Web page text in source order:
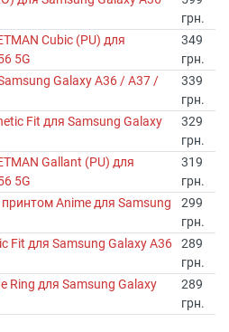
грн.
Cubic (PU) для
5G
349
грн.
Galaxy A36 / A37 /
339
грн.
Fit для Samsung Galaxy
329
грн.
Gallant (PU) для
5G
319
грн.
Anime для Samsung
299
грн.
Fit для Samsung Galaxy A36
289
грн.
Ring для Samsung Galaxy
289
грн.